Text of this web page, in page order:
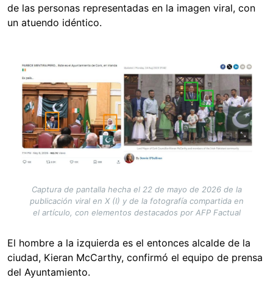
de las personas representadas en la imagen viral, con
un atuendo idéntico.
Image
Captura de pantalla hecha el 22 de mayo de 2026 de la
publicación viral en X (I) y de la fotografía compartida en
el artículo, con elementos destacados por AFP Factual
El hombre a la izquierda es el entonces alcalde de la
ciudad, Kieran McCarthy, confirmó el equipo de prensa
del Ayuntamiento.